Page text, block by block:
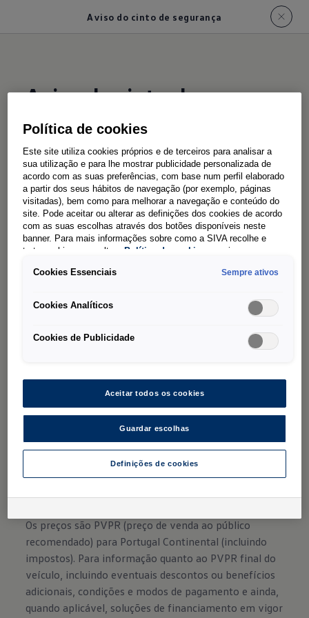
Aviso do cinto de segurança
Aviso do cinto de
segurança
Aperte o cinto,por favor!
Depois do arranque do motor, este sistema pode
determinar se todos os ocupantes dos bancos
apertaram o cinto de segurança. Caso contrário,
os ocupantes são avisados é-lhes pedido que
Dentro dos limites do sistema.
entre aquela fotografia e o veículo em concreto,
nomeadamente equipamentos opcionais. Pode
Os preços são PVPR (preço de venda ao público
recomendado) para Portugal Continental (incluindo
impostos). Para informação quanto ao PVPR final do
veículo, incluindo eventuais descontos ou benefícios
adicionais, condições e modos de pagamento e ainda,
quando aplicável, soluções de financiamento em vigor
Política de cookies
Este site utiliza cookies próprios e de terceiros para analisar a
sua utilização e para lhe mostrar publicidade personalizada de
acordo com as suas preferências, com base num perfil elaborado
a partir dos seus hábitos de navegação (por exemplo, páginas
visitadas), bem como para melhorar a navegação e conteúdo do
site. Pode aceitar ou alterar as definições dos cookies de acordo
com as suas escolhas através dos botões disponíveis neste
banner. Para mais informações sobre como a SIVA recolhe e
trata cookies, consulte aPolítica de cookies em vigor.
Cookies Essenciais Sempre ativos
Cookies Analíticos
Cookies de Publicidade
Aceitar todos os cookies
Guardar escolhas
Definições de cookies